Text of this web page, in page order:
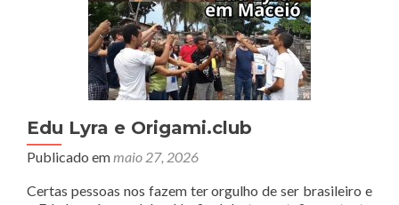
Edu Lyra e Origami.club
Publicado emmaio 27, 2026
Certas pessoas nos fazem ter orgulho de ser brasileiro e